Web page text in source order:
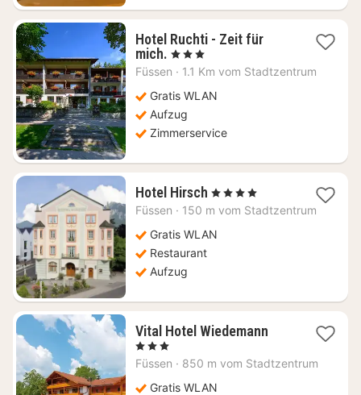
Hotel Ruchti - Zeit für
mich. 1
Nacht
152,65
€
, 3 Sterne
Füssen · 1.1 Km vom Stadtzentrum
Gratis WLAN
Aufzug
Zimmerservice
Hotel Hirsch 1
Nacht
142,99
, 4 Sterne
Füssen · 150 m vom Stadtzentrum
Gratis WLAN
Restaurant
Aufzug
Vital Hotel Wiedemann1
ab
, 3 Sterne
Füssen · 850 m vom Stadtzentrum
Gratis WLAN